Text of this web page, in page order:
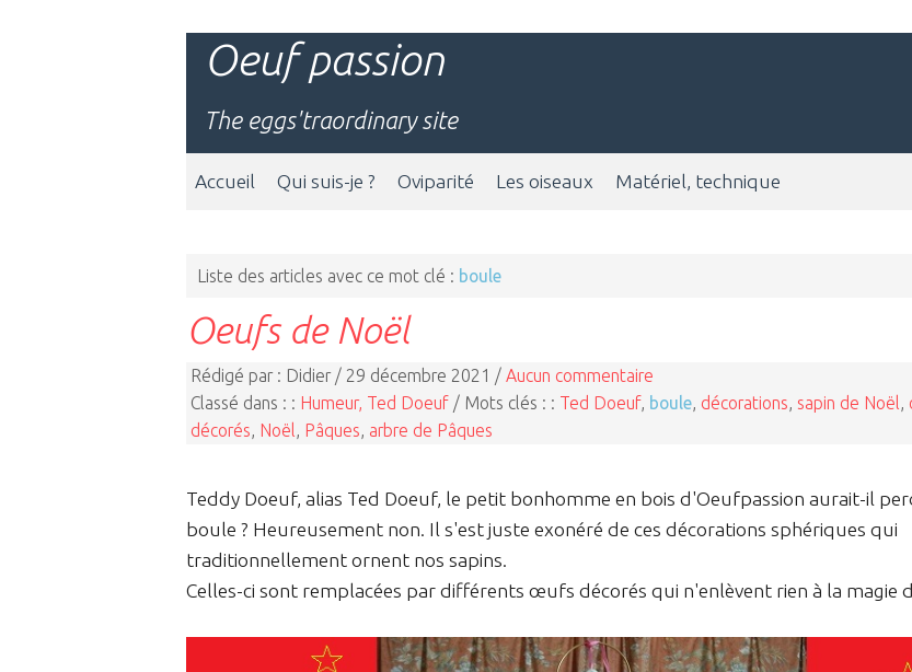
Oeuf passion
The eggs'traordinary site
Accueil Qui suis-je ? Oviparité Les oiseaux Matériel, technique
Liste des articles avec ce mot clé : boule
Oeufs de Noël
Rédigé par : Didier / 29 décembre 2021 / Aucun commentaire
Classé dans : : Humeur, Ted Doeuf / Mots clés : : Ted Doeuf, boule décorations sapin de Noël
décorés Noël Pâques arbre de Pâques
Teddy Doeuf, alias Ted Doeuf, le petit bonhomme en bois d'Oeufpassion aurait-il
boule ? Heureusement non. Il s'est juste exonéré de ces décorations sphériques qui
traditionnellement ornent nos sapins.
Celles-ci sont remplacées par différents œufs décorés qui n'enlèvent rien à la magie